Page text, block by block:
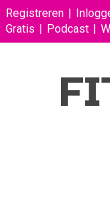
Registreren
Gratis
Podcast